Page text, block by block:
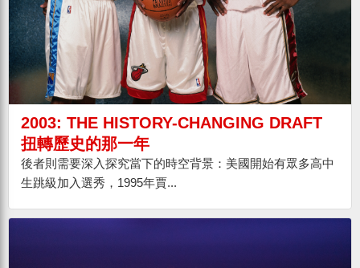
2003: THE HISTORY-CHANGING DRAFT
扭轉歷史的那一年
後者則需要深入探究當下的時空背景：美國開始有眾多高中
生跳級加入選秀，1995年賈...